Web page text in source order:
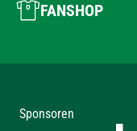
FANSHOP
Sponsoren